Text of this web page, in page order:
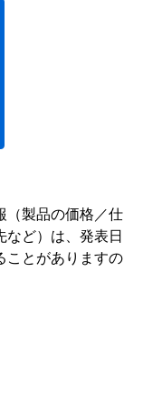
（製品の価格／仕
ど）は、発表日
ことがありますの